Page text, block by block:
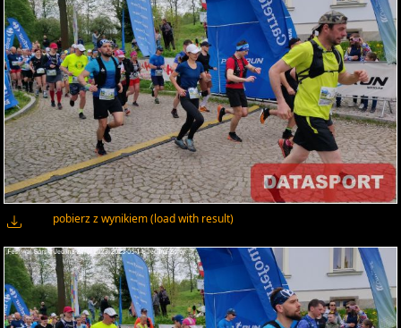
pobierz z wynikiem (load with result)